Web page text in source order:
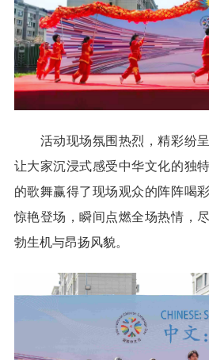
活动现场氛围热烈，精彩纷呈
让大家沉浸式感受中华文化的独
的歌舞赢得了现场观众的阵阵喝
惊艳登场，瞬间点燃全场热情，
勃生机与昂扬风貌。